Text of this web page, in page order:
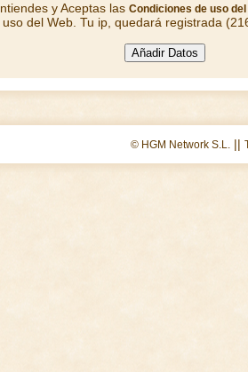
y Aceptas las Condiciones de uso del
uso del Web. Tu ip, quedará registrada
© HGM Network S.L. ||